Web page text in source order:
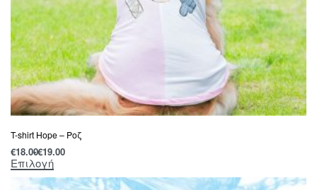
T-shirt Hope – Ροζ
€18.00€19.00
Επιλογή